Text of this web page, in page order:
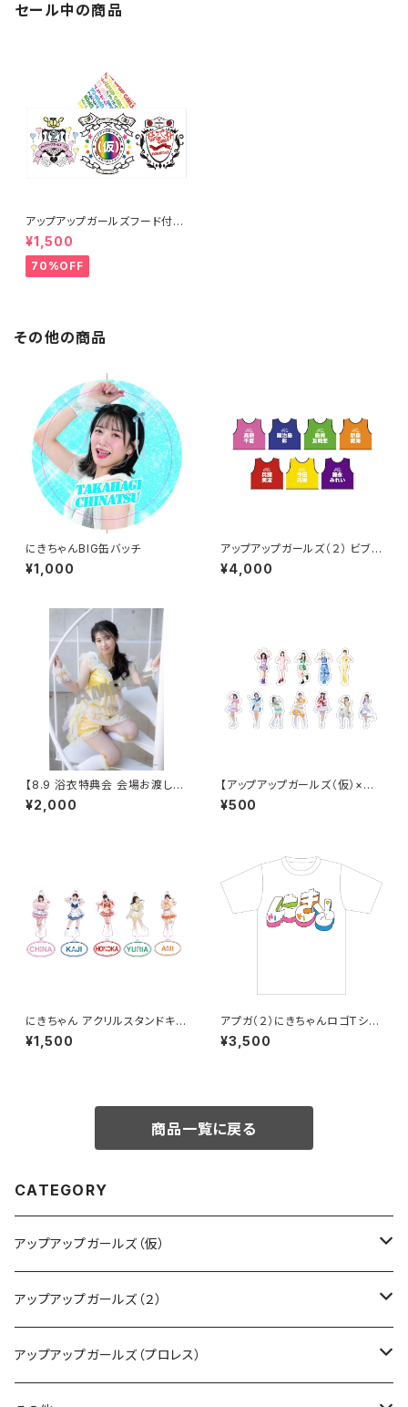
セール中の商品
アップアップガールズフード付き
タオル
¥1,500
70%OFF
その他の商品
にきちゃんBIG缶バッチ
¥1,000
アップアップガールズ（２） ビブス
2026ver.
¥4,000
【8.9 浴衣特典会 会場お渡し限
定】らく アザーカットポートレー
ト ※発送はいたしません
¥2,000
【アップアップガールズ（仮）×
（２）】ランダムフレークシール
¥500
にきちゃん アクリルスタンドキー
ホルダー（にきちゃんサンバ衣
装）
¥1,500
アプガ（２）にきちゃんロゴTシャ
ツ
¥3,500
商品一覧に戻る
CATEGORY
アップアップガールズ（仮）
CD・DVD・Blu-ray
Tシャツ
アップアップガールズ（２）
Blu-ray
アップアップガールズ（プロレス）